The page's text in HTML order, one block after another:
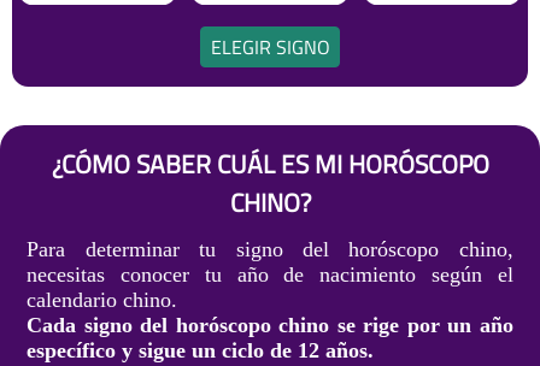
ELEGIR SIGNO
¿CÓMO SABER CUÁL ES MI HORÓSCOPO
CHINO?
Para determinar tu signo del horóscopo chino,
necesitas conocer tu año de nacimiento según el
calendario chino.
Cada signo del horóscopo chino se rige por un año
específico y sigue un ciclo de 12 años.